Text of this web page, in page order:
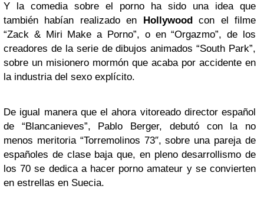
Y la comedia sobre el porno ha sido una idea que
también habían realizado en
Hollywood
con el filme
“Zack & Miri Make a Porno”, o en “Orgazmo”, de los
creadores de la serie de dibujos animados “South Park”,
sobre un misionero mormón que acaba por accidente en
la industria del sexo explícito.
De igual manera que el ahora vitoreado director español
de “Blancanieves”, Pablo Berger, debutó con la no
menos meritoria “Torremolinos 73″, sobre una pareja de
españoles de clase baja que, en pleno desarrollismo de
los 70 se dedica a hacer porno amateur y se convierten
en estrellas en Suecia.